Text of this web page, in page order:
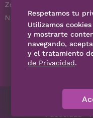
Zoociales
Nuevos Queretanos
Respetamos tu
Utilizamos
y mostrarte
navegando,
y el tratamiento
de Privacidad.